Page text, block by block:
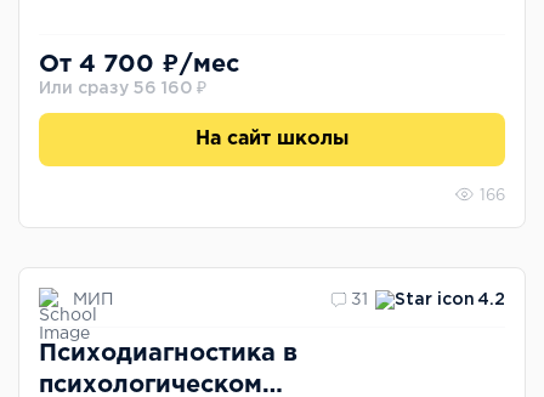
От 4 700 ₽/мес
Или сразу 56 160 ₽
На сайт школы
166
МИП 31 4.2
Психодиагностика в
психологическом